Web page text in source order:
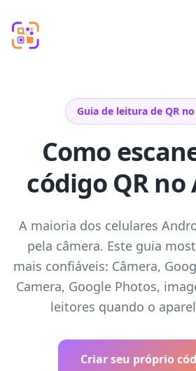
Guia de leitura de QR
Como
código QR no
A maioria dos celulares
pela câmera. Este guia
mais confiáveis: Câmera,
Camera, Google Photos,
leitores quando o
Criar seu próprio